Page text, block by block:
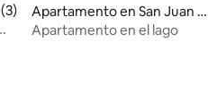
promedio: 5 de 5, 3
Apartamento en San Juan Co
salá
Apartamento en el lago